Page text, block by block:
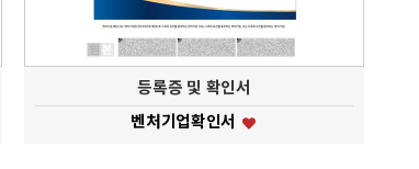
등록증 및 확인서
벤처기업확인서